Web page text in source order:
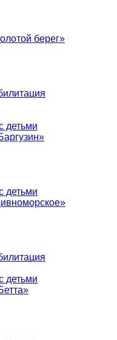
берег»
детьми
детьми
детьми